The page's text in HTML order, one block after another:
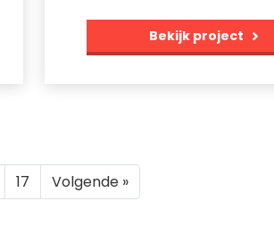
Bekijk project
17 Volgende »